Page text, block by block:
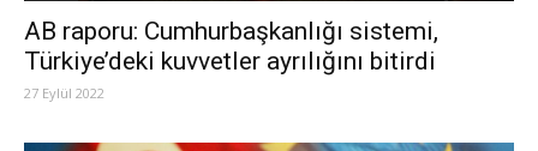
AB raporu: Cumhurbaşkanlığı sistemi,
Türkiye’deki kuvvetler ayrılığını bitirdi
27 Eylül 2022